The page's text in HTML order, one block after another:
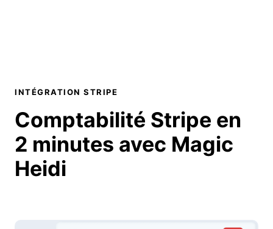
INTÉGRATION STRIPE
Comptabilité Stripe en
2 minutes avec Magic
Heidi